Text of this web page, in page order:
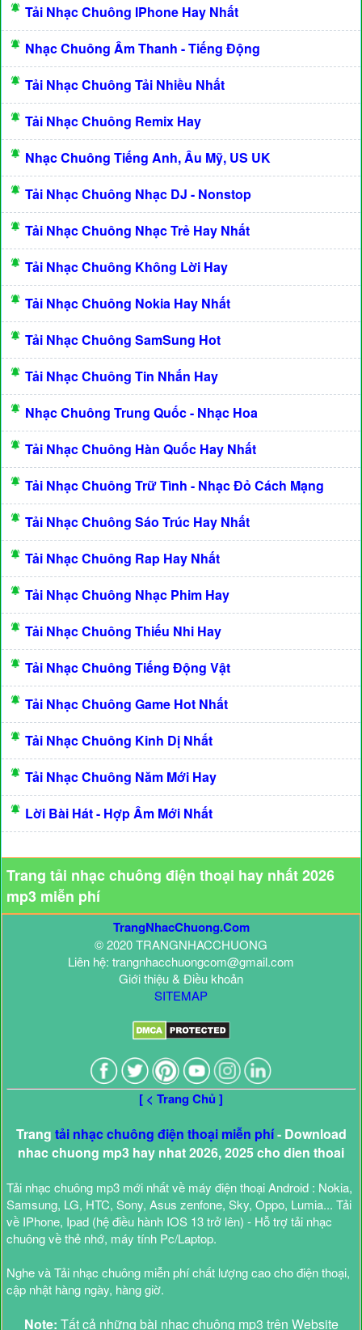
Tải Nhạc Chuông IPhone Hay Nhất
Nhạc Chuông Âm Thanh - Tiếng Động
Tải Nhạc Chuông Tải Nhiều Nhất
Tải Nhạc Chuông Remix Hay
Nhạc Chuông Tiếng Anh, Âu Mỹ, US UK
Tải Nhạc Chuông Nhạc DJ - Nonstop
Tải Nhạc Chuông Nhạc Trẻ Hay Nhất
Tải Nhạc Chuông Không Lời Hay
Tải Nhạc Chuông Nokia Hay Nhất
Tải Nhạc Chuông SamSung Hot
Tải Nhạc Chuông Tin Nhắn Hay
Nhạc Chuông Trung Quốc - Nhạc Hoa
Tải Nhạc Chuông Hàn Quốc Hay Nhất
Tải Nhạc Chuông Trữ Tình - Nhạc Đỏ Cách Mạng
Tải Nhạc Chuông Sáo Trúc Hay Nhất
Tải Nhạc Chuông Rap Hay Nhất
Tải Nhạc Chuông Nhạc Phim Hay
Tải Nhạc Chuông Thiếu Nhi Hay
Tải Nhạc Chuông Tiếng Động Vật
Tải Nhạc Chuông Game Hot Nhất
Tải Nhạc Chuông Kinh Dị Nhất
Tải Nhạc Chuông Năm Mới Hay
Lời Bài Hát - Hợp Âm Mới Nhất
Trang tải nhạc chuông điện thoại hay nhất 2026
mp3 miễn phí
TrangNhacChuong.Com
© 2020 TRANGNHACCHUONG
Liên hệ: trangnhacchuongcom@gmail.com
Giới thiệu & Điều khoản
SITEMAP
[ < Trang Chủ ]
Trang tải nhạc chuông điện thoại miễn phí- Download
nhac chuong mp3 hay nhat 2026, 2025 cho dien thoai
Tải nhạc chuông mp3 mới nhất về máy điện thoại Android : Nokia,
Samsung, LG, HTC, Sony, Asus zenfone, Sky, Oppo, Lumia... Tải
về IPhone, Ipad (hệ điều hành IOS 13 trở lên) - Hỗ trợ tải nhạc
chuông về thẻ nhớ, máy tính Pc/Laptop.
Nghe và Tải nhạc chuông miễn phí chất lượng cao cho điện thoại,
cập nhật hàng ngày, hàng giờ.
Note: Tất cả những bài nhạc chuông mp3 trên Website